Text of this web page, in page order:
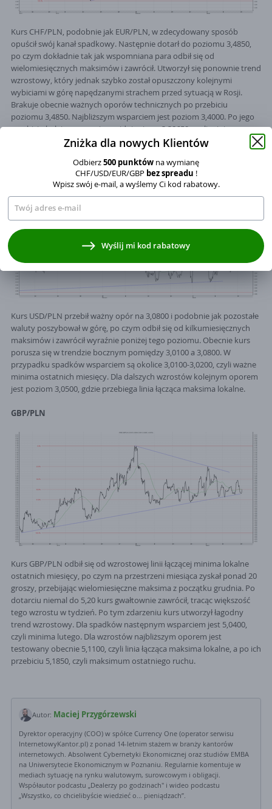
Kurs CHF/PLN, podobnie jak EUR/PLN, w zdecydowany sposób
opuścił swój kanał spadkowy. Następnie dotarł do poziomu 3,4850,
po czym dokładnie tak jak wspomniana para odbił się od
wielomiesięcznych maksimów i zawrócił. Utworzył się ponownie trend
wzrostowy, który jednak szybko został opuszczony kolejnymi
wybiciami w górę napędzanymi strachem przed sytuacją w Rosji.
Brakuje obecnie ważnych oporów technicznych po przebiciu
poziomu 3,4850. Najbliższym wsparciem jest poziom 3,4000. Po jego
przebiciu kolejne wsparcie znajduje się na 3,38650, czyli minimum
Kurs USD/PLN przebił ważny opór na 3,0800 i podobnie jak pozostałe
waluty poszybował w górę, po czym odbił się od kilkumiesięcznych
maksimów i zawrócił wyraźnie poniżej tego poziomu. Obecnie kurs
porusza się w trendzie bocznym pomiędzy 3,0100 a 3,0800. W
przypadku spadków wsparciem są okolice 3,0100-3,0200, czyli ważne
minima ostatnich miesięcy. Dla dalszych wzrostów kolejnym oporem
jest poziom 3,0500, gdzie przebiega linia łącząca maksima lokalne.
GBP/PLN
Kurs GBP/PLN odbił się od wzrostowej linii łączącej minima lokalne
ostatnich miesięcy, po czym na przestrzeni miesiąca zyskał ponad 20
groszy, przebijając wielomiesięczne maksima z początku grudnia. Po
dotarciu niemal do 5,20 kurs gwałtownie zawrócił, tracąc większość
tego wzrostu w tydzień. Po tym zdarzeniu kurs utworzył łagodny
trend wzrostowy. Dla spadków następnym wsparciem jest 5,0400,
czyli minima lutego. Dla wzrostów najbliższym oporem jest
testowany obecnie 5,1100, czyli linia łącząca maksima lokalne, a po ich
przebiciu 5,1850, czyli maksimum ostatniego ruchu.
Autor: Maciej Przygórzewski
Dyrektor operacyjny (COO) w spółce Currency One (operator serwisu
InternetowyKantor.pl) z ponad 14-letnim stażem w branży kantorów
internetowych. Absolwent Cybernetyki Ekonomicznej oraz studiów EMBA
na Uniwersytecie Ekonomicznym w Poznaniu. Regularnie komentuje w
mediach sytuację na rynku walutowym, surowcowym i obligacji.
Współautor podcastu „Dealerzy po godzinach" i wideo podcastu
„Wszystko, co chcielibyście wiedzieć o... pieniądzach”.
Zniżka dla nowych Klientów
Odbierz500 punktów na wymianę
CHF/USD/EUR/GBP bez spreadu !
Wpisz swój e-mail, a wyślemy Ci kod rabatowy.
Wyrażam zgodę na przetwarzanie moich danych osobowych
w zakresie adresu mailowego na wysyłanie kodu rabatowego, zgodnie
z ustawa o świadczeniu usług drogą elektroniczną.
Administratorem danych osobowych jest Currency One S.A. z siedzibą
w Poznaniu 61-754, ul. Szyperska 14, operator serwisu
momencie mozższ odwołac zgodę. Twoje dane osobowe nie beda
przekazywane poza granice EOG ani udostępnianie organizacjom
miedzynarodowym.
Wyślij mi kod rabatowy